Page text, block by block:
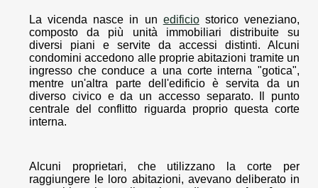
La vicenda nasce in un edificiostorico veneziano,
composto da più unità immobiliari distribuite su
diversi piani e servite da accessi distinti. Alcuni
condomini accedono alle proprie abitazioni tramite un
ingresso che conduce a una corte interna "gotica",
mentre un'altra parte dell'edificio è servita da un
diverso civico e da un accesso separato. Il punto
centrale del conflitto riguarda proprio questa corte
interna.
Alcuni proprietari, che utilizzano la corte per
raggiungere le loro abitazioni, avevano deliberato in